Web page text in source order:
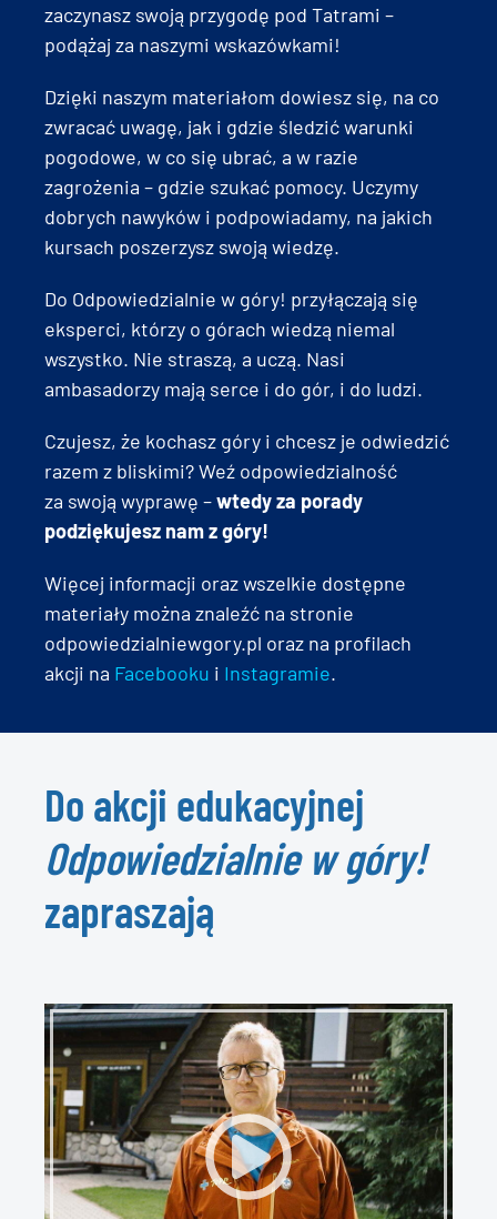
zaczynasz swoją przygodę pod Tatrami –
podążaj za naszymi wskazówkami!
Dzięki naszym materiałom dowiesz się, na co
zwracać uwagę, jak i gdzie śledzić warunki
pogodowe, w co się ubrać, a w razie
zagrożenia – gdzie szukać pomocy. Uczymy
dobrych nawyków i podpowiadamy, na jakich
kursach poszerzysz swoją wiedzę.
Do Odpowiedzialnie w góry! przyłączają się
eksperci, którzy o górach wiedzą niemal
wszystko. Nie straszą, a uczą. Nasi
ambasadorzy mają serce i do gór, i do ludzi.
Czujesz, że kochasz góry i chcesz je odwiedzić
razem z bliskimi? Weź odpowiedzialność
za swoją wyprawę –wtedy za porady
podziękujesz nam z góry!
Więcej informacji oraz wszelkie dostępne
materiały można znaleźć na stronie
odpowiedzialniewgory.pl oraz na profilach
akcji na Facebooku i Instagramie.
Do akcji edukacyjnej
Odpowiedzialnie w góry!
zapraszają